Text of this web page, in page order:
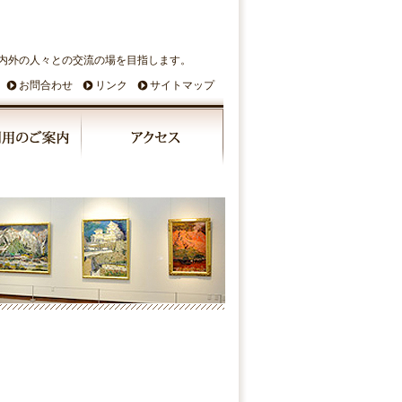
の人々との交流の場を目指します。
サイトマップ
リンク
お問合わせ